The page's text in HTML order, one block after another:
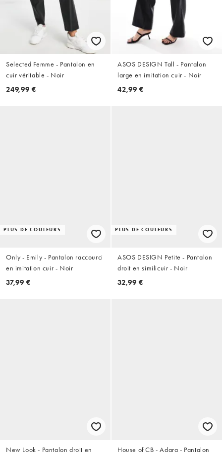
Selected Femme - Pantalon en
cuir véritable - Noir
249,99 €
ASOS DESIGN Tall - Pantalon
large en imitation cuir - Noir
42,99 €
PLUS DE COULEURS
Only - Emily - Pantalon raccourci
en imitation cuir - Noir
37,99 €
PLUS DE COULEURS
ASOS DESIGN Petite - Pantalon
droit en similicuir - Noir
32,99 €
New Look - Pantalon droit en
House of CB - Adara - Pantalon